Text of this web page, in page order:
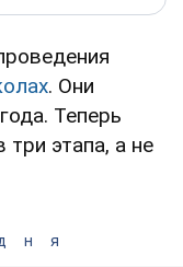
. Они
Теперь
этапа, а не